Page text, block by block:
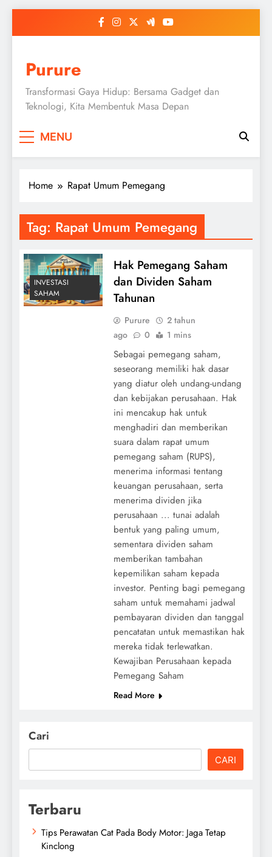
Purure
Transformasi Gaya Hidup: Bersama Gadget dan
Teknologi, Kita Membentuk Masa Depan
MENU
Home Rapat Umum Pemegang
Tag: Rapat Umum Pemegang
INVESTASI
SAHAM
Hak Pemegang Saham
dan Dividen Saham
Tahunan
Purure
2 tahun
ago
0 1 mins
Sebagai pemegang saham,
seseorang memiliki hak dasar
yang diatur oleh undang-undang
dan kebijakan perusahaan. Hak
ini mencakup hak untuk
menghadiri dan memberikan
suara dalam rapat umum
pemegang saham (RUPS),
menerima informasi tentang
keuangan perusahaan, serta
menerima dividen jika
perusahaan ... tunai adalah
bentuk yang paling umum,
sementara dividen saham
memberikan tambahan
kepemilikan saham kepada
investor. Penting bagi pemegang
saham untuk memahami jadwal
pembayaran dividen dan tanggal
pencatatan untuk memastikan hak
mereka tidak terlewatkan.
Kewajiban Perusahaan kepada
Pemegang Saham
Read More
Cari
CARI
Terbaru
Tips Perawatan Cat Pada Body Motor: Jaga Tetap
Kinclong